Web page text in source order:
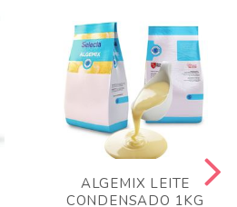
ALGEMIX LEITE
CONDENSADO 1KG